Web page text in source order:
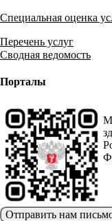
Специальная оценка
Перечень услуг
Сводная ведомость
Порталы
Отправить нам